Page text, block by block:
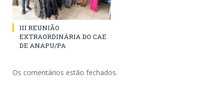
III REUNIÃO
EXTRAORDINÁRIA DO CAE
DE ANAPU/PA
Os comentários estão fechados.